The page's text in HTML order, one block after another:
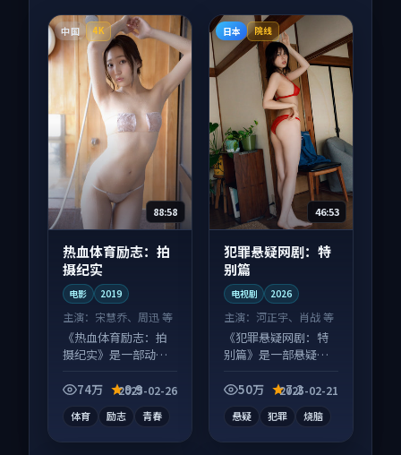
中国 4K
88:58
热血体育励志：拍
摄纪实
电影 2019
主演： 宋慧乔、周迅 等
《热血体育励志：拍
摄纪实》是一部动作
论度高，适合配弹幕
74万 9.9
2025-02-26
体育 励志 青春
日本 院线
46:53
犯罪悬疑网剧：特
别篇
电视剧 2026
主演： 河正宇、肖战 等
《犯罪悬疑网剧：特
别篇》是一部悬疑向
屏端观看，细节更丰
50万 7.2
2025-02-21
悬疑 犯罪 烧脑